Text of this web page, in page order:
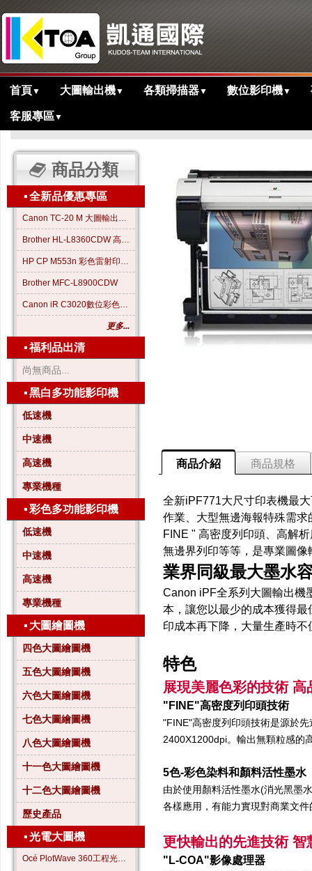
首頁▼ 大圖輸出機▼ 各類掃描器▼ 數位影印機▼
客服專區▼
主目錄
商品分類
▪全新品優惠專區
Canon TC-20 M 大圖輸出繪圖機
Brother HL-L8360CDW 高效彩色雷射印表機
HP CP M553n 彩色雷射印表機
Brother MFC-L8900CDW
Canon iR C3020數位彩色影印機
更多...
▪福利品出清
尚無商品...
▪黑白多功能影印機
低速機
中速機
高速機
專業機種
▪彩色多功能影印機
低速機
中速機
高速機
專業機種
▪ 大圖繪圖機
四色大圖繪圖機
五色大圖繪圖機
六色大圖繪圖機
七色大圖繪圖機
八色大圖繪圖機
十一色大圖繪圖機
十二色大圖繪圖機
歷史產品
▪光電大圖機
Océ PlotWave 360工程光電大圖機
商品介紹 商品規格
全新iPF771大尺寸印表機最
作業、大型無邊海報特殊需
FINE " 高密度列印頭、高解
無邊界列印等等，是專業圖像
業界同級最大墨水
Canon iPF全系列大圖輸出機
本，讓您以最少的成本獲得
印成本再下降，大量生產時
特色
展現美麗色彩的技術
"FINE"高密度列印頭技術
"FINE"高密度列印頭技術是源於
2400X1200dpi。輸出無顆粒感的
5色-彩色染料和顏料活性墨水
由於使用顏料活性墨水(消光黑墨
各樣應用，有能力實現對商業文
更快輸出的先進技術
"L-COA"影像處理器